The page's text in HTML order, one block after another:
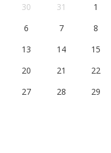
30
31 1
6
7 8
13
14 15
20
21 22
27
28 29